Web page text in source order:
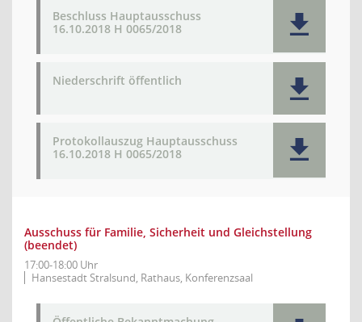
Beschluss Hauptausschuss
16.10.2018 H 0065/2018
Niederschrift öffentlich
Protokollauszug Hauptausschuss
16.10.2018 H 0065/2018
Ausschuss für Familie, Sicherheit und Gleichstellung
(beendet)
17:00-18:00 Uhr
Hansestadt Stralsund, Rathaus, Konferenzsaal